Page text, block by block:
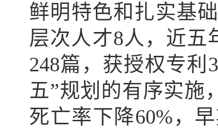
鲜明特色和扎实基
层次人才8人，近五
248篇，获授权专利
五”规划的有序实施
死亡率下降60%，